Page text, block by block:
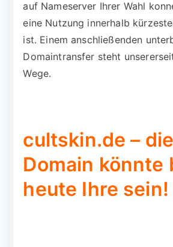
auf Nameserver Ihrer Wahl
eine Nutzung innerhalb
ist. Einem anschließenden
Domaintransfer steht
Wege.
cultskin.de –
Domain könnte
heute Ihre sein!